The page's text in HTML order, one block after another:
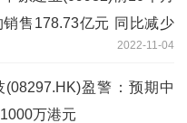
售178.73亿元 同比减少
2022-11-04
盈警：预期中
万港元